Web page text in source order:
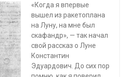
«Когда я впервые
вышел из ракетоплана
на Луну, на мне был
скафандр», — так начал
свой рассказ о Луне
Константин
Эдуардович. До сих пор